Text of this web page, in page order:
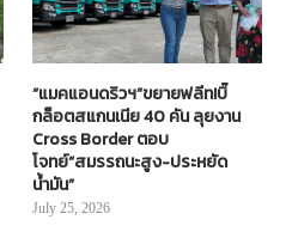
“แมคแอนดริวฯ”ขยายฟลีท!บิ๊
กล็อตสแกนเนีย 40 คัน ลุยงาน
Cross Border ตอบ
โจทย์“สมรรถนะสูง-ประหยัด
น้ำมัน”
July 25, 2026